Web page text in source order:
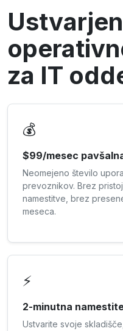
za IT
💰
$99/mesec
Neomejeno število
prevoznikov. Brez
namestitve, brez
meseca.
⚡
2-minutna
Ustvarite svoje